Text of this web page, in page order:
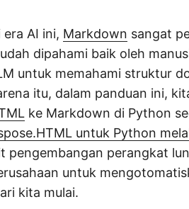
era AI ini, Markdown sangat
dipahami baik oleh
untuk memahami struktur
itu, dalam panduan ini,
ke Markdown di Python
untuk Python
pengembangan perangkat
untuk
kita mulai.